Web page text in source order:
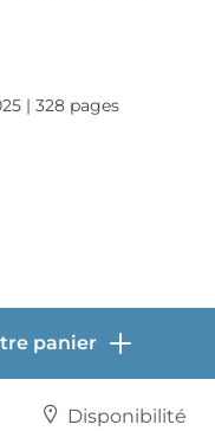
| 328 pages
panier
Disponibilité